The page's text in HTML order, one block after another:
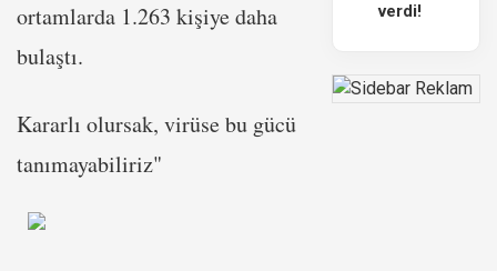
ortamlarda 1.263 kişiye daha
bulaştı.
Kararlı olursak, virüse bu gücü
tanımayabiliriz"
verdi!